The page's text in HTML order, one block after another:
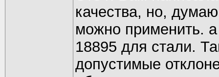
качества, но,
можно применить.
18895 для стали.
допустимые